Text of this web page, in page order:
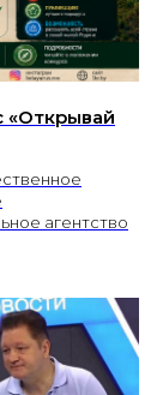
«Открывай
агентство